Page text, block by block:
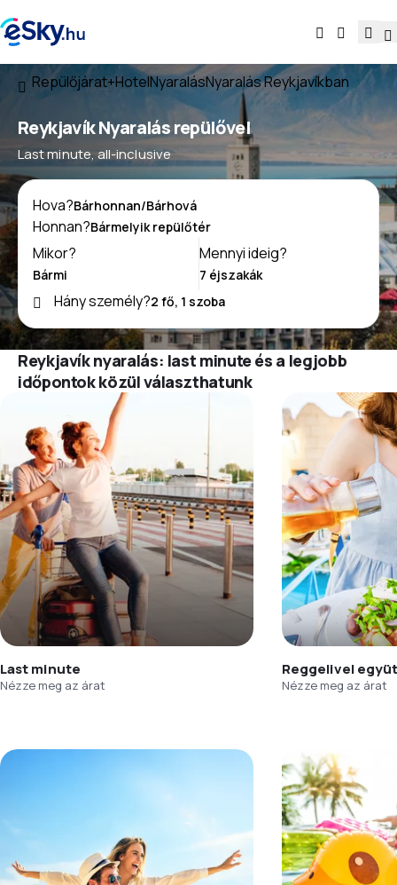
Repülőjárat+HotelNyaralásNyaralás Reykjavíkban
Reykjavík Nyaralás repülővel
Last minute, all-inclusive
Hova?
Honnan?
Mikor?
Mennyi ideig?
Hány személy?
Reykjavík nyaralás: last minute és a legjobb
időpontok közül választhatunk
Last minute
Nézze meg az árat
Reggelivel
Nézze meg az árat